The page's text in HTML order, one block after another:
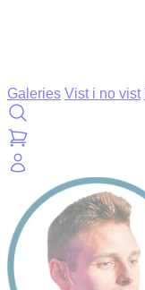
Galeries Vist i no vist